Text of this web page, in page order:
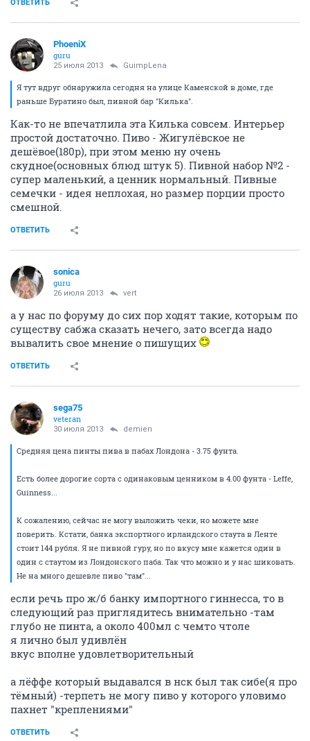
ОТВЕТИТЬ
PhoeniX
guru
25 июля 2013 GuimpLena
Я тут вдруг обнаружила сегодня на улице Каменской в доме, где
раньше Буратино был, пивной бар "Килька".
Как-то не впечатлила эта Килька совсем. Интерьер
простой достаточно. Пиво - Жигулёвское не
дешёвое(180р), при этом меню ну очень
скудное(основных блюд штук 5). Пивной набор №2 -
супер маленький, а ценник нормальный. Пивные
семечки - идея неплохая, но размер порции просто
смешной.
ОТВЕТИТЬ
sonica
guru
26 июля 2013 vert
а у нас по форуму до сих пор ходят такие, которым по
существу сабжа сказать нечего, зато всегда надо
вывалить свое мнение о пишущих
ОТВЕТИТЬ
sega75
veteran
30 июля 2013 demien
Средняя цена пинты пива в пабах Лондона - 3.75 фунта.
Есть более дорогие сорта с одинаковым ценником в 4.00 фунта - Leffe,
Guinness...
К сожалению, сейчас не могу выложить чеки, но можете мне
поверить. Кстати, банка экспортного ирландского стаута в Ленте
стоит 144 рубля. Я не пивной гуру, но по вкусу мне кажется один в
один с стаутом из Лондонского паба. Так что можно и у нас шиковать.
Не на много дешевле пиво "там"...
если речь про ж/б банку импортного гиннесса, то в
следующий раз приглядитесь внимательно -там
глубо не пинта, а около 400мл с чемто чтоле
я лично был удивлён
вкус вполне удовлетворительный
а лёффе который выдавался в нск был так сибе(я про
тёмный) -терпеть не могу пиво у которого уловимо
пахнет "креплениями"
ОТВЕТИТЬ